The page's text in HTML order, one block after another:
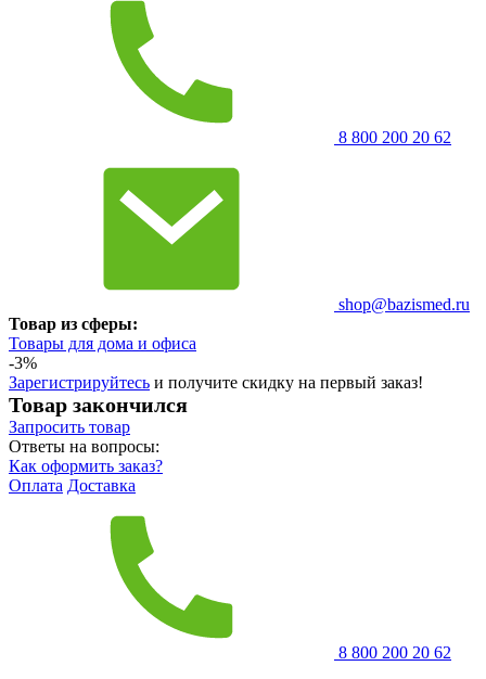
8 800 200 20 62
shop@bazismed.ru
Товар из сферы:
Товары для дома и офиса
-3%
Зарегистрируйтесь и получите скидку на первый заказ!
Товар закончился
Запросить товар
Ответы на вопросы:
Как оформить заказ?
Оплата Доставка
8 800 200 20 62